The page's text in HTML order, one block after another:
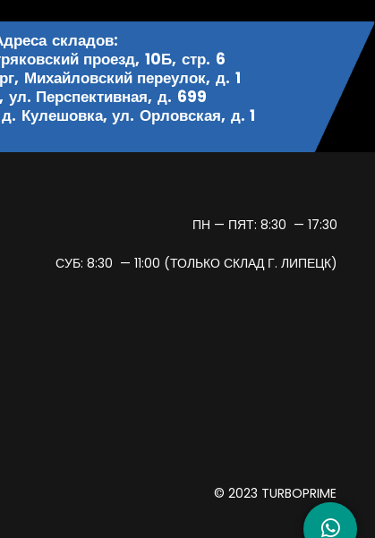
складов:
проезд, 10Б, стр. 6
Михайловский переулок, д. 1
ул. Перспективная, д. 699
Кулешовка, ул. Орловская, д. 1
ПН — ПЯТ: 8:30 — 17:30
СУБ: 8:30 — 11:00 (ТОЛЬКО СКЛАД Г. ЛИПЕЦК)
© 2023 TURBOPRIME